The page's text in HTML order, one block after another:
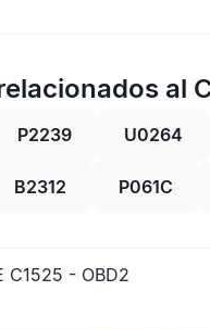
al
P2239 U0264
B2312 P061C
C1525 - OBD2